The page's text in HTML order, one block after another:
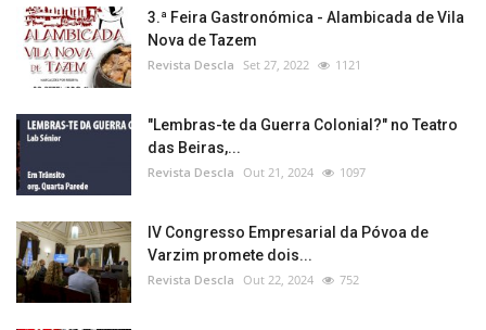
3.ª Feira Gastronómica - Alambicada de Vila
Nova de Tazem
Revista Descla Set 27, 2022 1121
"Lembras-te da Guerra Colonial?" no Teatro
das Beiras,...
Revista Descla Out 21, 2024 1097
IV Congresso Empresarial da Póvoa de
Varzim promete dois...
Revista Descla Out 22, 2024 752